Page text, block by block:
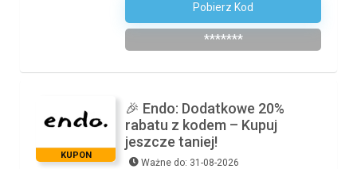
Pobierz Kod
Zapisz Się Do Newslettera
*******
KUPON
🎉 Endo: Dodatkowe 20%
rabatu z kodem – Kupuj
jeszcze taniej!
Ważne do: 31-08-2026